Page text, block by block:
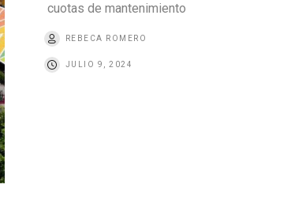
cuotas de mantenimiento
REBECA ROMERO
JULIO 9, 2024